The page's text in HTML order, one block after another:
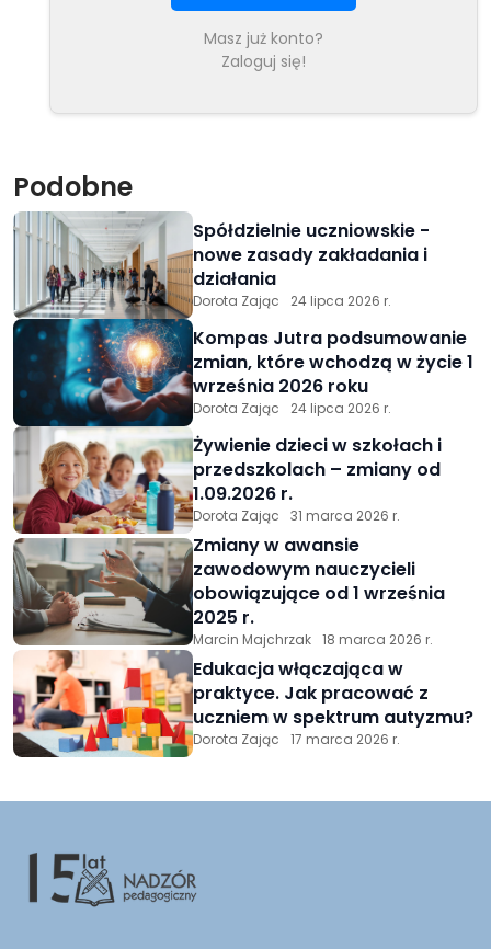
Masz już konto?
Zaloguj się!
Podobne
Spółdzielnie uczniowskie -
nowe zasady zakładania i
działania
Dorota Zając 24 lipca 2026 r.
Kompas Jutra podsumowanie
zmian, które wchodzą w życie 1
września 2026 roku
Dorota Zając 24 lipca 2026 r.
Żywienie dzieci w szkołach i
przedszkolach – zmiany od
1.09.2026 r.
Dorota Zając 31 marca 2026 r.
Zmiany w awansie
zawodowym nauczycieli
obowiązujące od 1 września
2025 r.
Marcin Majchrzak 18 marca 2026 r.
Edukacja włączająca w
praktyce. Jak pracować z
uczniem w spektrum autyzmu?
Dorota Zając 17 marca 2026 r.